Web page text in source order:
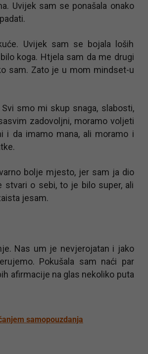
Uvijek sam se ponašala onako
Uvijek sam se bojala loših
koga. Htjela sam da me drugi
sam. Zato je u mom mindset-u
smo mi skup snaga, slabosti,
zadovoljni, moramo voljeti
i da imamo mana, ali moramo i
bolje mjesto, jer sam ja dio
o sebi, to je bilo super, ali
jesam.
Nas um je nevjerojatan i jako
Pokušala sam naći par
afirmacije na glas nekoliko puta
samopouzdanja